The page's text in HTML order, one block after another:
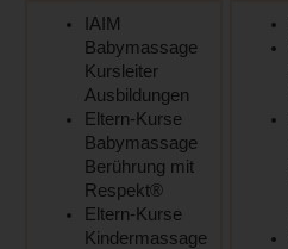
IAIM
Babymassage
Kursleiter
Ausbildungen
Eltern-Kurse
Babymassage
Berührung mit
Respekt®
Eltern-Kurse
Kindermassage